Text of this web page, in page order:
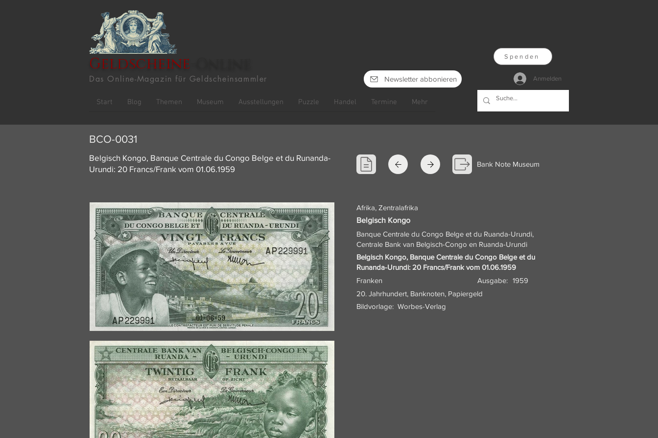
Geldscheine
Das Online-Magazin für Geldscheinsammler Newsletter abbonieren
Start Blog Themen Museum Ausstellungen Puzzle Handel Termine Mehr
Spenden
Anmelden
BCO-0031
Belgisch Kongo, Banque Centrale du Congo Belge et du Runanda-
Urundi: 20 Francs/Frank vom 01.06.1959
Bank Note Museum
Afrika, Zentralafrika
Belgisch Kongo
Banque Centrale du Congo Belge et du Ruanda-Urundi,
Centrale Bank van Belgisch-Congo en Ruanda-Urundi
Belgisch Kongo, Banque Centrale du Congo Belge et du
Runanda-Urundi: 20 Francs/Frank vom 01.06.1959
Franken
Ausgabe: 1959
20. Jahrhundert, Banknoten, Papiergeld
Bildvorlage: Worbes-Verlag